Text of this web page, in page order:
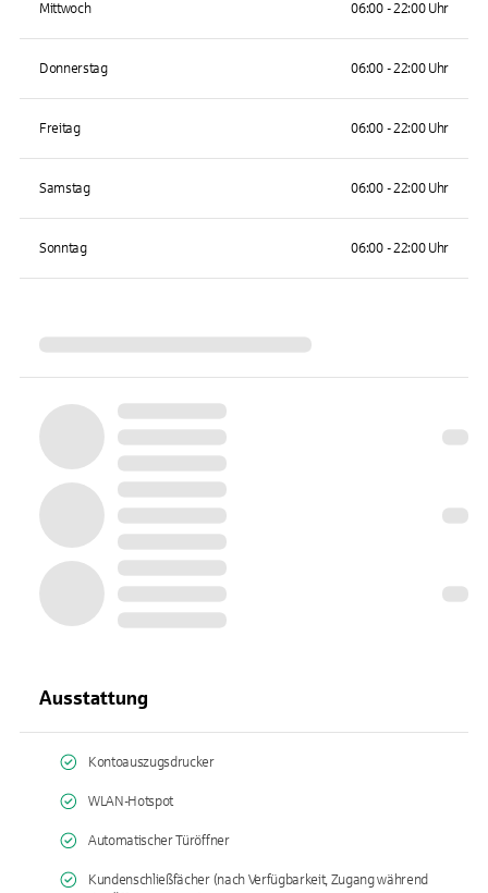
Mittwoch 06:00 - 22:00 Uhr
Donnerstag 06:00 - 22:00 Uhr
Freitag 06:00 - 22:00 Uhr
Samstag 06:00 - 22:00 Uhr
Sonntag 06:00 - 22:00 Uhr
Ausstattung
Kontoauszugsdrucker
WLAN-Hotspot
Automatischer Türöffner
Kundenschließfächer (nach Verfügbarkeit, Zugang während